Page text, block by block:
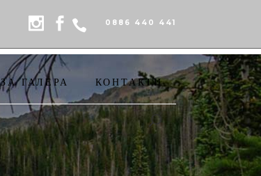
0886 440 441
ЗА ГАЛЕРА КОНТАКТИ